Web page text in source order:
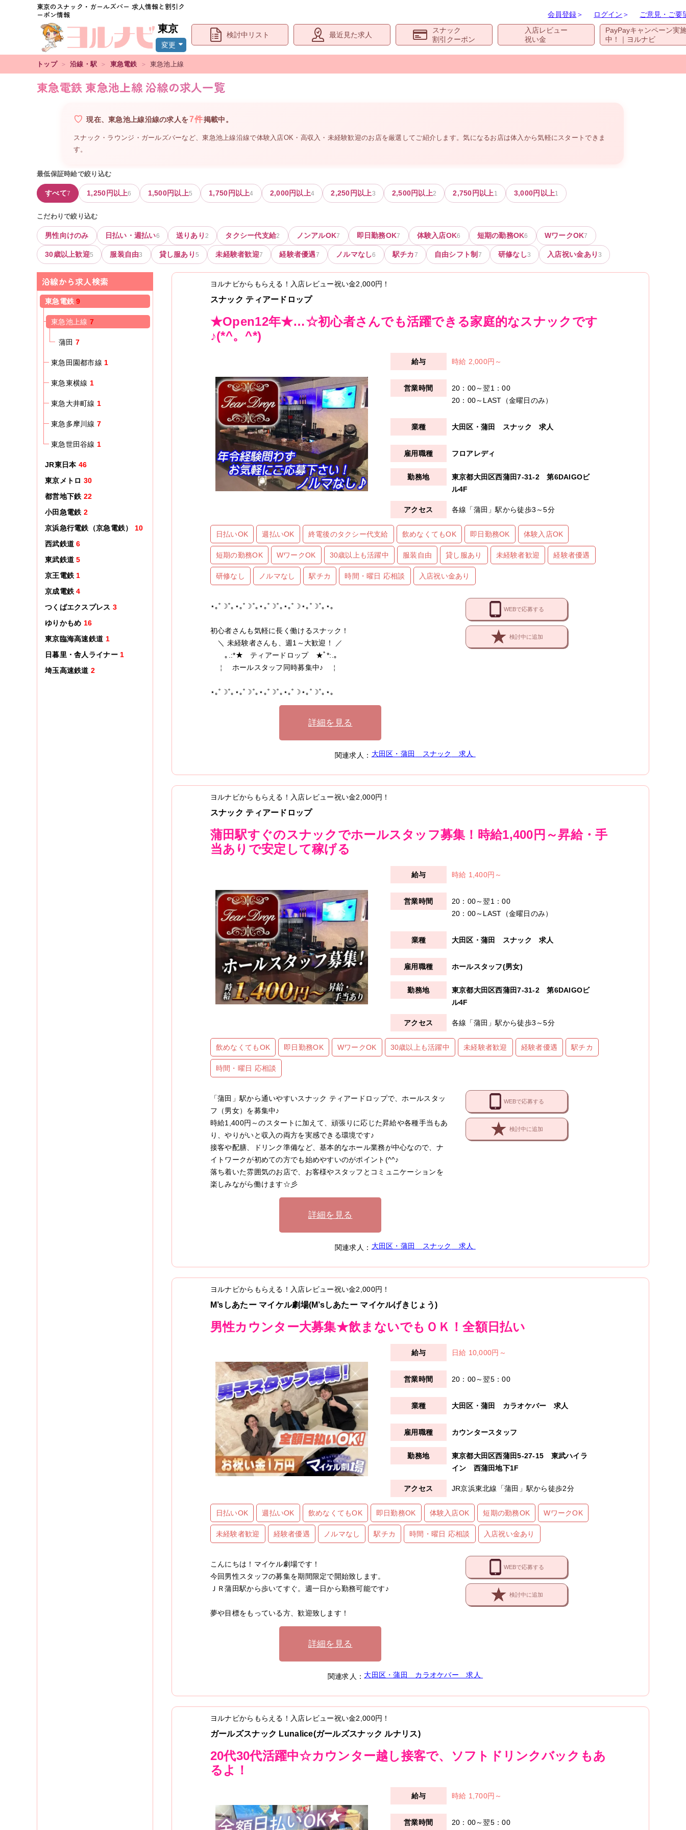
東京のスナック・ガールズバー 求人情報と割引ク
ーポン情報
東京
変更
会員登録＞ ログイン ＞ ご意見・ご要
検討中リスト 最近見た求人
スナック
割引クーポン
入店レビュー
祝い金
PayPayキャンペーン実
中！｜ヨルナビ
トップ ＞ 沿線・駅 ＞ 東急電鉄 ＞ 東急池上線
東急電鉄 東急池上線 沿線の求人一覧
現在、東急池上線沿線の求人を7件掲載中。
スナック・ラウンジ・ガールズバーなど、東急池上線沿線で体験入店OK・高収入・未経験歓迎のお店を厳選してご紹介します。気になるお店は体入から気軽にスタートできま
す。
最低保証時給で絞り込む
すべて7 1,250 円以上6 1,500円以上5 1,750 円以上4 2,000円以上4 2,250 円以上3 2,500円以上2 2,750 円以上 1 3,000円以上1
こだわりで絞り込む
男性向けのみ 日払い・週払い6 送りあり 2 タクシー代支給2 ノンアルOK7 即日勤務OK7 体験入店OK6 短期の勤務OK6 WワークOK7
30歳以上歓迎5 服装自由3 貸し服あり5 未経験者歓迎7 経験者優遇7 ノルマなし6 駅チカ7 自由シフト制 7 研修なし3 入店祝い金あり3
沿線から求人検索
東急電鉄 9
東急池上線 7
蒲田 7
東急田園都市線 1
東急東横線 1
東急大井町線 1
東急多摩川線 7
東急世田谷線 1
JR東日本 46
東京メトロ 30
都営地下鉄 22
小田急電鉄 2
京浜急行電鉄（京急電鉄）
10
西武鉄道 6
東武鉄道 5
京王電鉄 1
京成電鉄 4
つくばエクスプレス 3
ゆりかもめ 16
東京臨海高速鉄道 1
日暮里・舎人ライナー 1
埼玉高速鉄道 2
ヨルナビからもらえる！入店レビュー祝い金2,000円 ！
スナック ティアードロップ
★Open12年★…☆初心者さんでも活躍できる家庭的なスナックです
♪(*^。^*)
時給 2,000円～
20：00～翌1：00
20：00～LAST（金曜日のみ）
大田区・蒲田 スナック 求人
フロアレディ
東京都大田区西蒲田7-31-2 第6DAIGOビ
ル4F
各線「蒲田」駅から徒歩3～5分
日払いOK 週払いOK 終電後のタクシー代支給 飲めなくてもOK 即日勤務OK 体験入店OK
短期の勤務OK WワークOK 30歳以上も活躍中 服装自由 貸し服あり 未経験者歓迎 経験者優遇
研修なし ノルマなし 駅チカ 時間・曜日 応相談 入店祝い金あり
⋆｡˚☽˚｡⋆｡˚☽˚｡⋆｡˚☽˚｡⋆｡˚☽⋆｡˚☽˚｡⋆｡
初心者さんも気軽に長く働けるスナック！
＼ 未経験者さんも、週1～大歓迎！ ／
｡.:*★ ティアードロップ ★ﾟ*:.｡
￤ ホールスタッフ同時募集中♪ ￤
⋆｡˚☽˚｡⋆｡˚☽˚｡⋆｡˚☽˚｡⋆｡˚☽⋆｡˚☽˚｡⋆｡
詳細を見る
WEBで応募する
検討中に追加
関連求人：大田区・蒲田 スナック 求人
ヨルナビからもらえる！入店レビュー祝い金2,000円 ！
スナック ティアードロップ
蒲田駅すぐのスナックでホールスタッフ募集！時給1,400円～昇給・手
当ありで安定して稼げる
時給 1,400円～
20：00～翌1：00
20：00～LAST（金曜日のみ）
大田区・蒲田 スナック 求人
ホールスタッフ(男女)
東京都大田区西蒲田7-31-2 第6DAIGOビ
ル4F
各線「蒲田」駅から徒歩3～5分
飲めなくてもOK 即日勤務OK WワークOK 30歳以上も活躍中 未経験者歓迎 経験者優遇 駅チカ
時間・曜日 応相談
「蒲田」駅から通いやすいスナック ティアードロップで、ホールスタッ
フ（男女）を募集中♪
時給1,400円～のスタートに加えて、頑張りに応じた昇給や各種手当もあ
り、やりがいと収入の両方を実感できる環境です♪
接客や配膳、ドリンク準備など、基本的なホール業務が中心なので、ナ
イトワークが初めての方でも始めやすいのがポイント(^^♪
落ち着いた雰囲気のお店で、お客様やスタッフとコミュニケーションを
楽しみながら働けます☆彡
詳細を見る
WEBで応募する
検討中に追加
関連求人：大田区・蒲田 スナック 求人
ヨルナビからもらえる！入店レビュー祝い金2,000円 ！
M’sしあたー マイケル劇場(M’sしあたー マイケルげきじょう)
男性カウンター大募集★飲まないでもＯＫ！全額日払い
日給 10,000円～
20：00～翌5：00
大田区・蒲田 カラオケバー 求人
カウンタースタッフ
東京都大田区西蒲田5-27-15 東武ハイラ
イン 西蒲田地下1F
JR京浜東北線「蒲田」駅から徒歩2分
日払いOK 週払いOK 飲めなくてもOK 即日勤務OK 体験入店OK 短期の勤務OK WワークOK
未経験者歓迎 経験者優遇 ノルマなし 駅チカ 時間・曜日 応相談 入店祝い金あり
こんにちは！マイケル劇場です！
今回男性スタッフの募集を期間限定で開始致します。
ＪＲ蒲田駅から歩いてすぐ。週一日から勤務可能です♪
夢や目標をもっている方、歓迎致します！
詳細を見る
WEBで応募する
検討中に追加
関連求人：大田区・蒲田 カラオケバー 求人
ヨルナビからもらえる！入店レビュー祝い金2,000円 ！
ガールズスナック Lunalice(ガールズスナック ルナリス)
20代30代活躍中☆カウンター越し接客で、ソフトドリンクバックもあ
るよ！
時給 1,700円～
20：00～翌5：00